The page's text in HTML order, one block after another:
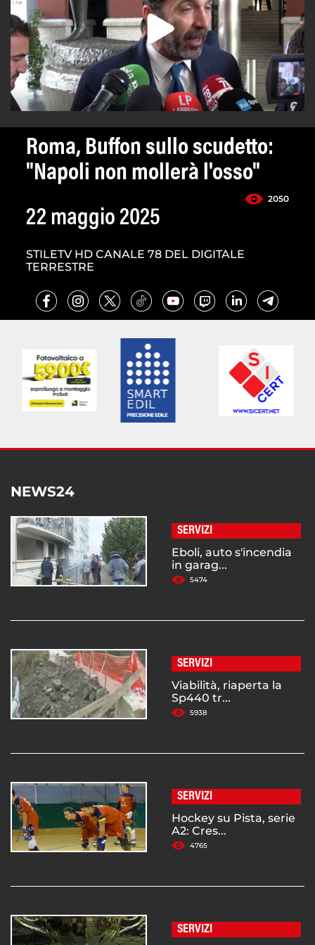
Roma, Buffon sullo scudetto:
"Napoli non mollerà l'osso"
2050
22 maggio 2025
STILETV HD CANALE 78 DEL DIGITALE
TERRESTRE
NEWS24
SERVIZI
Eboli, auto s'incendia
in garag...
5474
SERVIZI
Viabilità, riaperta la
Sp440 tr...
5938
SERVIZI
Hockey su Pista, serie
A2: Cres...
4765
SERVIZI